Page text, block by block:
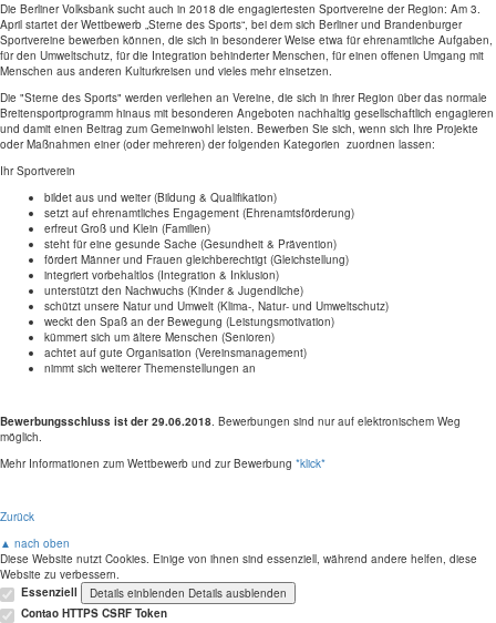
Die Berliner Volksbank sucht auch in 2018 die engagiertesten Sportvereine der Region: Am 3.
April startet der Wettbewerb „Sterne des Sports“, bei dem sich Berliner und Brandenburger
Sportvereine bewerben können, die sich in besonderer Weise etwa für ehrenamtliche Aufgaben,
für den Umweltschutz, für die Integration behinderter Menschen, für einen offenen Umgang mit
Menschen aus anderen Kulturkreisen und vieles mehr einsetzen.
Die "Sterne des Sports" werden verliehen an Vereine, die sich in ihrer Region über das normale
Breitensportprogramm hinaus mit besonderen Angeboten nachhaltig gesellschaftlich engagieren
und damit einen Beitrag zum Gemeinwohl leisten. Bewerben Sie sich, wenn sich Ihre Projekte
oder Maßnahmen einer (oder mehreren) der folgenden Kategorien zuordnen lassen:
Ihr Sportverein
bildet aus und weiter (Bildung & Qualifikation)
setzt auf ehrenamtliches Engagement (Ehrenamtsförderung)
erfreut Groß und Klein (Familien)
steht für eine gesunde Sache (Gesundheit & Prävention)
fördert Männer und Frauen gleichberechtigt (Gleichstellung)
integriert vorbehaltlos (Integration & Inklusion)
unterstützt den Nachwuchs (Kinder & Jugendliche)
schützt unsere Natur und Umwelt (Klima-, Natur- und Umweltschutz)
weckt den Spaß an der Bewegung (Leistungsmotivation)
kümmert sich um ältere Menschen (Senioren)
achtet auf gute Organisation (Vereinsmanagement)
nimmt sich weiterer Themenstellungen an
Bewerbungsschluss ist der 29.06.2018. Bewerbungen sind nur auf elektronischem Weg
möglich.
Mehr Informationen zum Wettbewerb und zur Bewerbung *klick*
Zurück
▲ nach oben
Diese Website nutzt Cookies. Einige von ihnen sind essenziell, während andere helfen, diese
Website zu verbessern.
Essenziell
Details einblenden Details ausblenden
Contao HTTPS CSRF Token